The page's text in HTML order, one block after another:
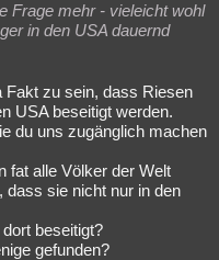
Frage mehr - vieleicht wohl
in den USA dauernd
Fakt zu sein, dass Riesen
USA beseitigt werden.
du uns zugänglich machen
fat alle Völker der Welt
dass sie nicht nur in den
beseitigt?
gefunden?